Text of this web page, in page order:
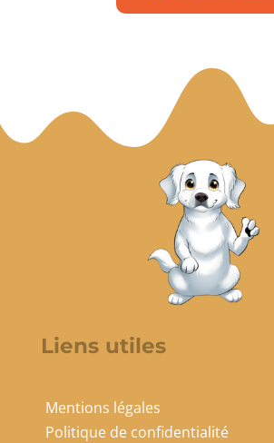
Liens utiles
Mentions légales
Politique de confidentialité